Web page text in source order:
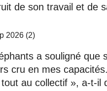
de son travail et de
a souligné que
cru en mes
au collectif », a-t-il